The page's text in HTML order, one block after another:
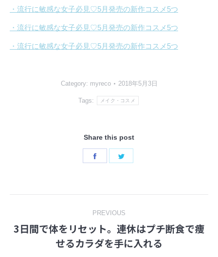
・流行に敏感な女子必見♡5月発売の新作コスメ5つ
・流行に敏感な女子必見♡5月発売の新作コスメ5つ
・流行に敏感な女子必見♡5月発売の新作コスメ5つ
Category: myreco 2018年5月3日
Tags: メイク・コスメ
Share this post
Share
navigation
PREVIOUS
Previous
post:
3日間で体をリセット。連休はプチ断食で痩
せるカラダを手に入れる